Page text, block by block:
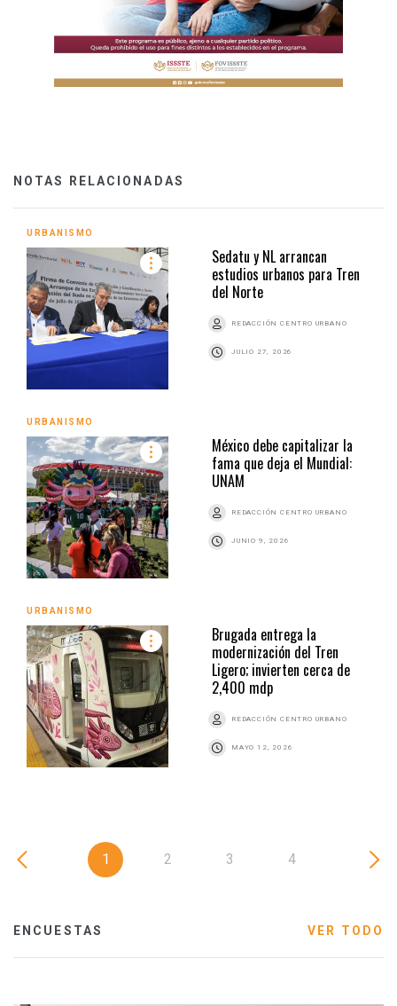
NOTAS RELACIONADAS
URBANISMO
Sedatu y NL arrancan
estudios urbanos para Tren
del Norte
REDACCIÓN CENTRO URBANO
JULIO 27, 2026
URBANISMO
México debe capitalizar la
fama que deja el Mundial:
UNAM
REDACCIÓN CENTRO URBANO
JUNIO 9, 2026
URBANISMO
Brugada entrega la
modernización del Tren
Ligero; invierten cerca de
2,400 mdp
REDACCIÓN CENTRO URBANO
MAYO 12, 2026
1 2 3 4
ENCUESTAS VER TODO